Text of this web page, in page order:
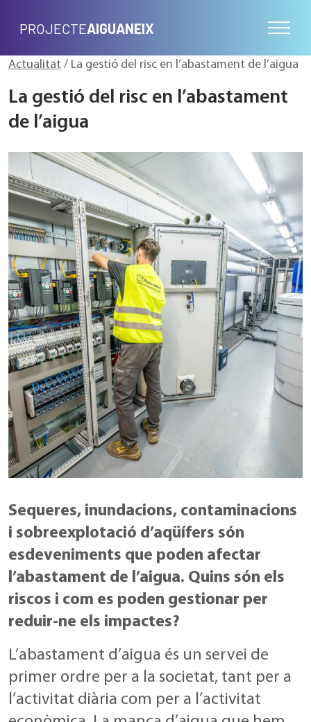
PROJECTEAIGUANEIX
Actualitat / La gestió del risc en l’abastament de l’aigua
La gestió del risc en l’abastament
de l’aigua
Sequeres, inundacions, contaminacions
i sobreexplotació d’aqüífers són
esdeveniments que poden afectar
l’abastament de l’aigua. Quins són els
riscos i com es poden gestionar per
reduir-ne els impactes?
L’abastament d’aigua és un servei de
primer ordre per a la societat, tant per a
l’activitat diària com per a l’activitat